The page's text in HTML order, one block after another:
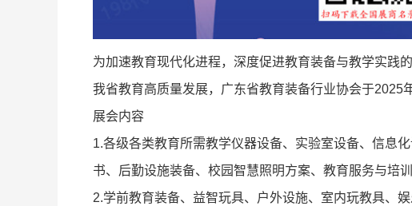
为加速教育现代化进程，深度促进教育装备与教学实践
我省教育高质量发展，广东省教育装备行业协会于2025
展会内容
1.各级各类教育所需教学仪器设备、实验室设备、信息
书、后勤设施装备、校园智慧照明方案、教育服务与培
2.学前教育装备、益智玩具、户外设施、室内玩教具、